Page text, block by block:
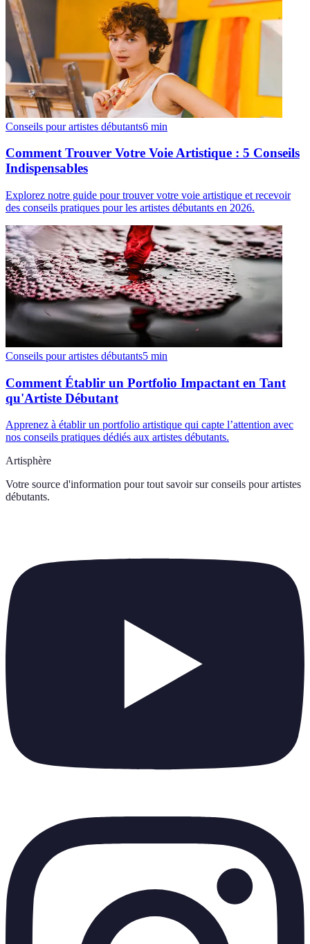
Conseils pour artistes débutants6 min
Comment Trouver Votre Voie Artistique : 5 Conseils
Indispensables
Explorez notre guide pour trouver votre voie artistique et recevoir
des conseils pratiques pour les artistes débutants en 2026.
Conseils pour artistes débutants5 min
Comment Établir un Portfolio Impactant en Tant
qu'Artiste Débutant
Apprenez à établir un portfolio artistique qui capte l’attention avec
nos conseils pratiques dédiés aux artistes débutants.
Artisphère
Votre source d'information pour tout savoir sur conseils pour artistes
débutants.